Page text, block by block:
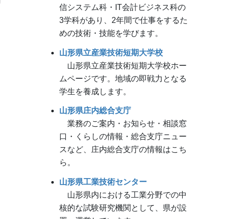
信システム科・IT会計ビジネス科の
3学科があり、2年間で仕事をするた
めの技術・技能を学びます。
山形県立産業技術短期大学校
山形県立産業技術短期大学校ホー
ムページです。地域の即戦力となる
学生を養成します。
山形県庄内総合支庁
業務のご案内・お知らせ・相談窓
口・くらしの情報・総合支庁ニュー
スなど、庄内総合支庁の情報はこち
ら。
山形県工業技術センター
山形県内における工業分野での中
核的な試験研究機関として、県が設